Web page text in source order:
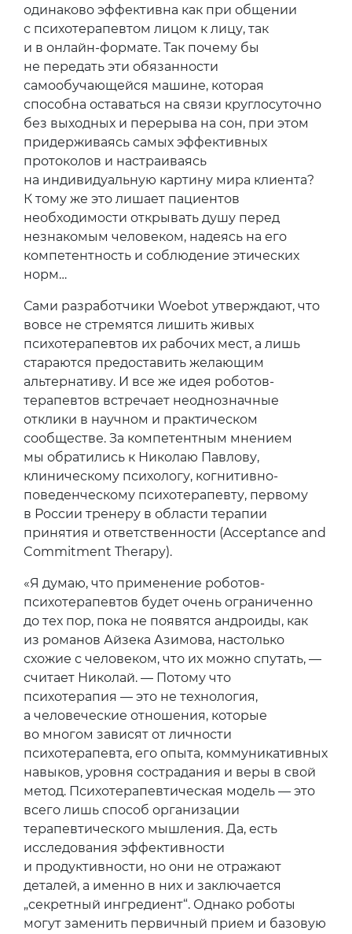
одинаково эффективна как при общении
с психотерапевтом лицом к лицу, так
и в онлайн-формате. Так почему бы
не передать эти обязанности
самообучающейся машине, которая
способна оставаться на связи круглосуточно
без выходных и перерыва на сон, при этом
придерживаясь самых эффективных
протоколов и настраиваясь
на индивидуальную картину мира клиента?
К тому же это лишает пациентов
необходимости открывать душу перед
незнакомым человеком, надеясь на его
компетентность и соблюдение этических
норм…
Сами разработчики Woebot утверждают, что
вовсе не стремятся лишить живых
психотерапевтов их рабочих мест, а лишь
стараются предоставить желающим
альтернативу. И все же идея роботов-
терапевтов встречает неоднозначные
отклики в научном и практическом
сообществе. За компетентным мнением
мы обратились к Николаю Павлову,
клиническому психологу, когнитивно-
поведенческому психотерапевту, первому
в России тренеру в области терапии
принятия и ответственности (Acceptance and
Commitment Therapy).
«Я думаю, что применение роботов-
психотерапевтов будет очень ограниченно
до тех пор, пока не появятся андроиды, как
из романов Айзека Азимова, настолько
схожие с человеком, что их можно спутать, —
считает Николай. — Потому что
психотерапия — это не технология,
а человеческие отношения, которые
во многом зависят от личности
психотерапевта, его опыта, коммуникативных
навыков, уровня сострадания и веры в свой
метод. Психотерапевтическая модель — это
всего лишь способ организации
терапевтического мышления. Да, есть
исследования эффективности
и продуктивности, но они не отражают
деталей, а именно в них и заключается
„секретный ингредиент“. Однако роботы
могут заменить первичный прием и базовую